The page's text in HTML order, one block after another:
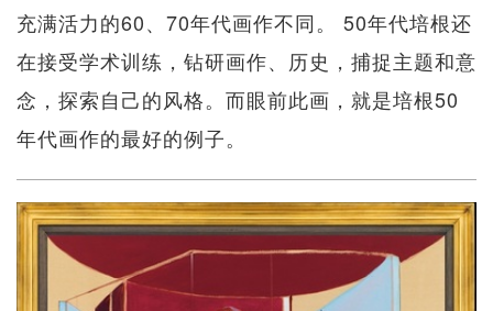
充满活力的60、70年代画作不同。 50年代培根还
在接受学术训练，钻研画作、历史，捕捉主题和意
念，探索自己的风格。而眼前此画，就是培根50
年代画作的最好的例子。